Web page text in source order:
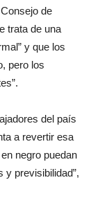
de
trata de una
y que los
pero los
del país
a revertir esa
negro puedan
y previsibilidad”,